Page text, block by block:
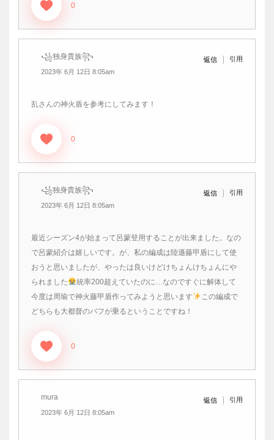
0
꧁独身貴族꧂
2023年 6月 12日 8:05am
返信 引用
乱さんの神火盾を参考にしてみます！
0
꧁独身貴族꧂
2023年 6月 12日 8:05am
返信 引用
最近シーズン4が始まって呂蒙登用することが出来ました。なの
で呂蒙紹介は嬉しいです。が、私の編成は陸遜藤甲盾にして使
おうと思いましたが、やったは良いけどけちょんけちょんにや
られました
統率200超えていたのに…なのですぐに解体して
今度は周瑜で神火藤甲盾作ってみようと思います
この編成で
どちらも大都督のバフが乗るということですね！
0
mura
2023年 6月 12日 8:05am
返信 引用